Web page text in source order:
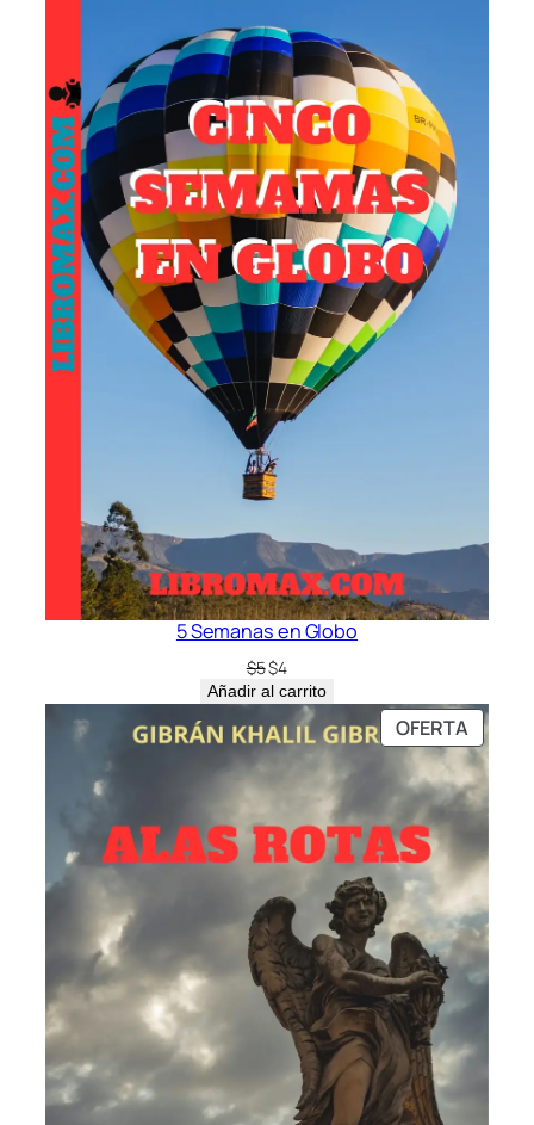
5 Semanas en Globo
$5El
precio
original
era:
$4El
precio
actual
es:
Añadir al carrito
OFERTA
EN